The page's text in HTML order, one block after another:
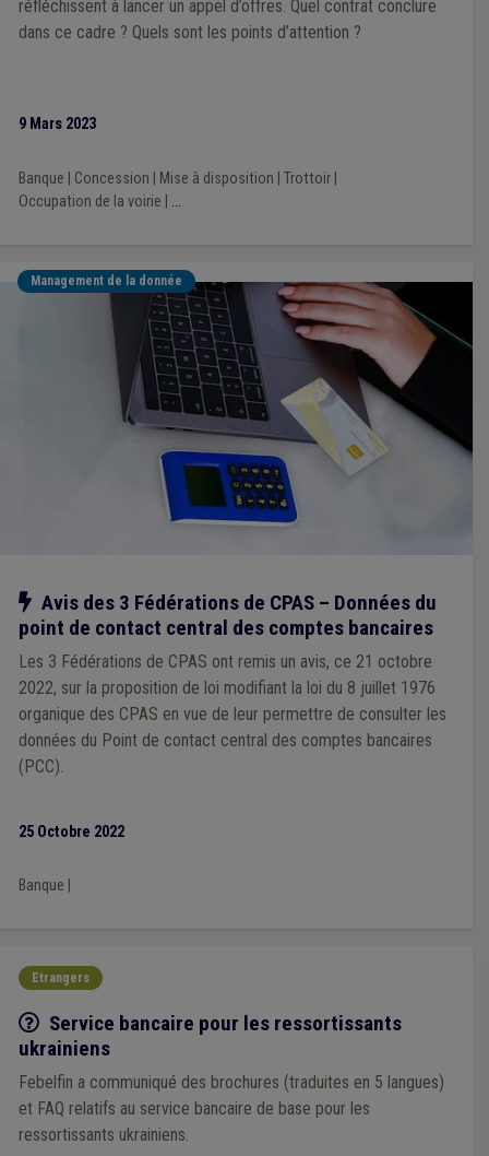
réfléchissent à lancer un appel d’offres. Quel contrat conclure
dans ce cadre ? Quels sont les points d’attention ?
9 Mars 2023
Banque Concession Mise à disposition Trottoir|
Occupation de la voirie
...
Management de la donnée
Notre action
Avis des 3 Fédérations de CPAS – Données du
point de contact central des comptes bancaires
Les 3 Fédérations de CPAS ont remis un avis, ce 21 octobre
2022, sur la proposition de loi modifiant la loi du 8 juillet 1976
organique des CPAS en vue de leur permettre de consulter les
données du Point de contact central des comptes bancaires
(PCC).
25 Octobre 2022
Banque
Etrangers
Q/R
Service bancaire pour les ressortissants
ukrainiens
Febelfin a communiqué des brochures (traduites en 5 langues)
et FAQ relatifs au service bancaire de base pour les
ressortissants ukrainiens.